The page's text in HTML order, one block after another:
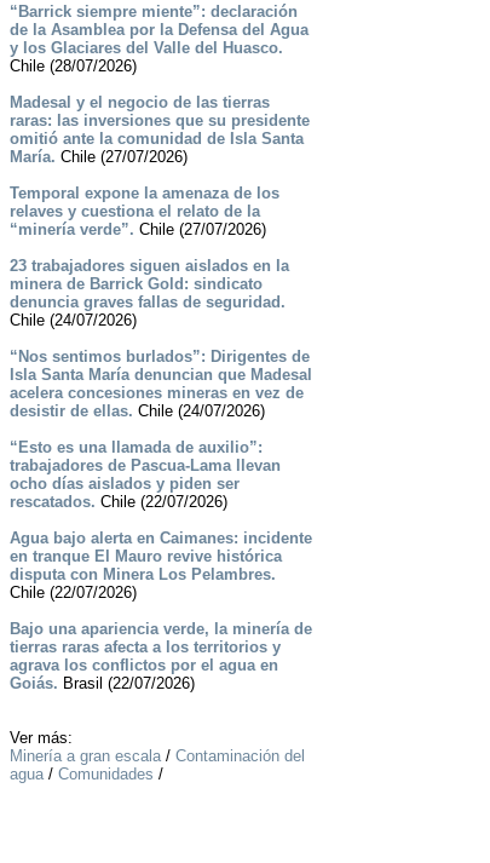
“Barrick siempre miente”: declaración
de la Asamblea por la Defensa del Agua
y los Glaciares del Valle del Huasco.
Chile (28/07/2026)
Madesal y el negocio de las tierras
raras: las inversiones que su presidente
omitió ante la comunidad de Isla Santa
María. Chile (27/07/2026)
Temporal expone la amenaza de los
relaves y cuestiona el relato de la
“minería verde”. Chile (27/07/2026)
23 trabajadores siguen aislados en la
minera de Barrick Gold: sindicato
denuncia graves fallas de seguridad.
Chile (24/07/2026)
“Nos sentimos burlados”: Dirigentes de
Isla Santa María denuncian que Madesal
acelera concesiones mineras en vez de
desistir de ellas. Chile (24/07/2026)
“Esto es una llamada de auxilio”:
trabajadores de Pascua-Lama llevan
ocho días aislados y piden ser
rescatados. Chile (22/07/2026)
Agua bajo alerta en Caimanes: incidente
en tranque El Mauro revive histórica
disputa con Minera Los Pelambres.
Chile (22/07/2026)
Bajo una apariencia verde, la minería de
tierras raras afecta a los territorios y
agrava los conflictos por el agua en
Goiás. Brasil (22/07/2026)
Ver más:
Minería a gran escala/ Contaminación del
agua/ Comunidades /